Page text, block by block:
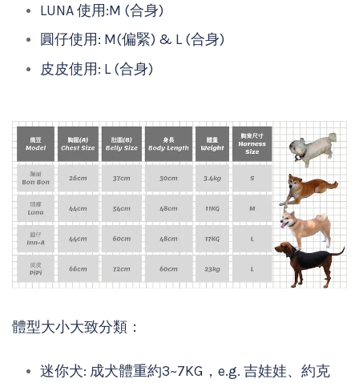
LUNA 使用:M (合身)
圓仔使用: M(偏緊) & L (合身)
皮皮使用: L(合身)
體型大小大致分類：
迷你犬: 成犬體重約3~7KG，e.g. 吉娃娃、約克